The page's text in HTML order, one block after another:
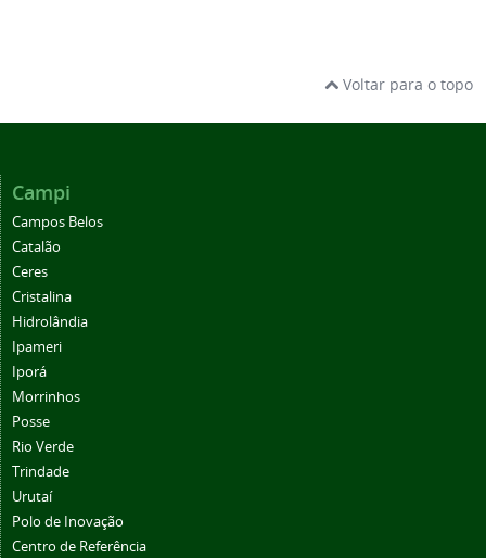
Voltar para o topo
Campi
Campos Belos
Catalão
Ceres
Cristalina
Hidrolândia
Ipameri
Iporá
Morrinhos
Posse
Rio Verde
Trindade
Urutaí
Polo de Inovação
Centro de Referência